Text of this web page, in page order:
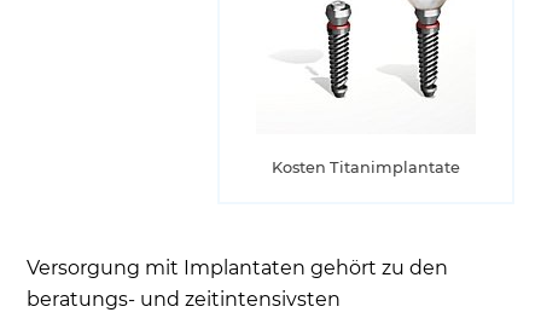
Kosten Titanimplantate
Versorgung mit Implantaten gehört zu den
beratungs- und zeitintensivsten